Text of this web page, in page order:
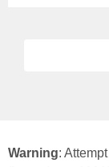
Warning: